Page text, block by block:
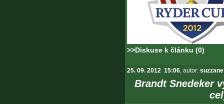
>>Diskuse k článku (0)
25. 09. 2012 15:06, autor: suzzane
Brandt Snedeker